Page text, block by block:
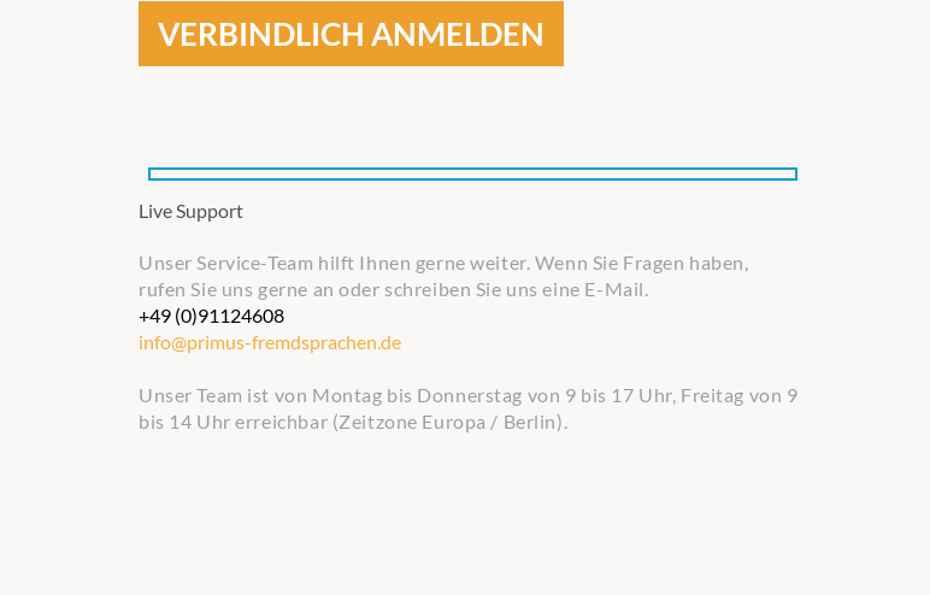
VERBINDLICH ANMELDEN
Live Support
Unser Service-Team hilft Ihnen gerne weiter. Wenn Sie Fragen haben,
rufen Sie uns gerne an oder schreiben Sie uns eine E-Mail.
+49 (0)91124608
info@primus-fremdsprachen.de
Unser Team ist von Montag bis Donnerstag von 9 bis 17 Uhr, Freitag von 9
bis 14 Uhr erreichbar (Zeitzone Europa / Berlin).